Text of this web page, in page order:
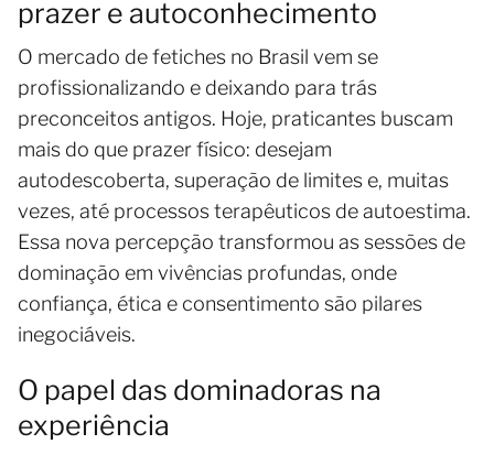
prazer e autoconhecimento
O mercado de fetiches no Brasil vem se
profissionalizando e deixando para trás
preconceitos antigos. Hoje, praticantes buscam
mais do que prazer físico: desejam
autodescoberta, superação de limites e, muitas
vezes, até processos terapêuticos de autoestima.
Essa nova percepção transformou as sessões de
dominação em vivências profundas, onde
confiança, ética e consentimento são pilares
inegociáveis.
O papel das dominadoras na
experiência